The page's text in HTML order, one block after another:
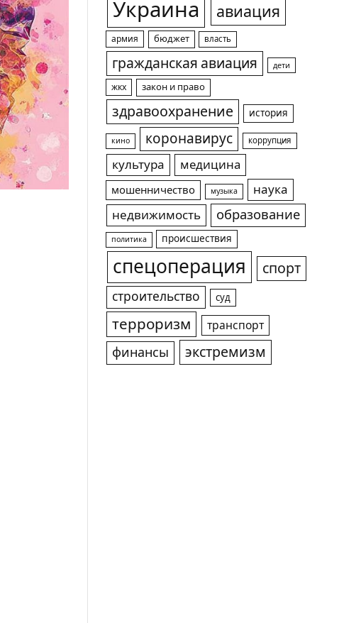
Украина авиация
армия бюджет власть
гражданская авиация дети
жкх закон и право
здравоохранение история
кино коронавирус коррупция
культура медицина
мошенничество музыка
наука
недвижимость
образование
политика происшествия
спецоперация спорт
строительство суд
терроризм транспорт
финансы экстремизм